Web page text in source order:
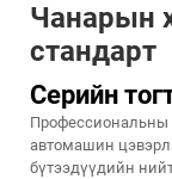
Чанарын
стандарт
Серийн
Профессиональны
автомашин
бүтээдүүдийн